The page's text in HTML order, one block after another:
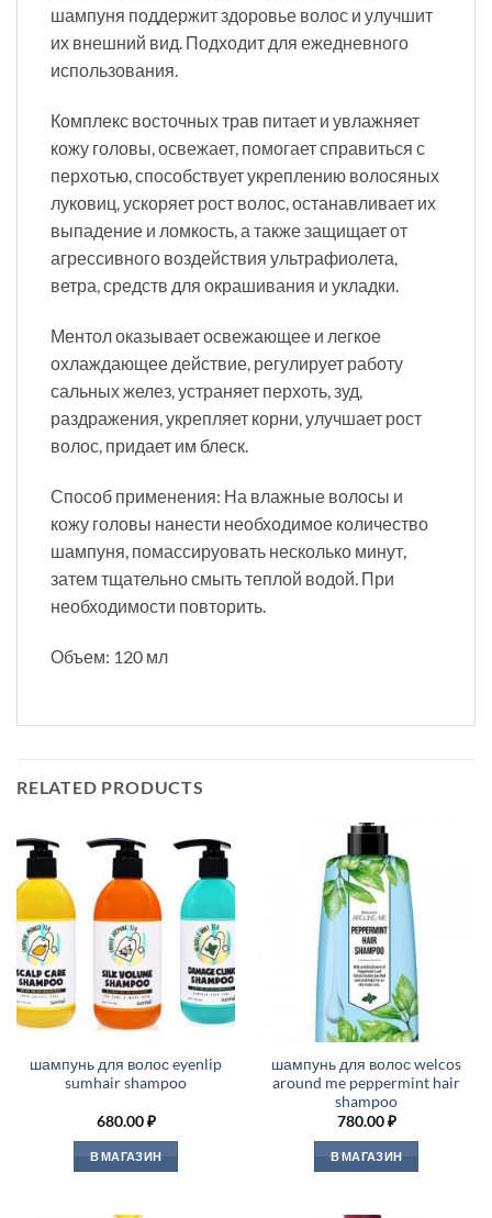
шампуня поддержит здоровье волос и улучшит
их внешний вид. Подходит для ежедневного
использования.
Комплекс восточных трав питает и увлажняет
кожу головы, освежает, помогает справиться с
перхотью, способствует укреплению волосяных
луковиц, ускоряет рост волос, останавливает их
выпадение и ломкость, а также защищает от
агрессивного воздействия ультрафиолета,
ветра, средств для окрашивания и укладки.
Ментол оказывает освежающее и легкое
охлаждающее действие, регулирует работу
сальных желез, устраняет перхоть, зуд,
раздражения, укрепляет корни, улучшает рост
волос, придает им блеск.
Способ применения: На влажные волосы и
кожу головы нанести необходимое количество
шампуня, помассируовать несколько минут,
затем тщательно смыть теплой водой. При
необходимости повторить.
Объем: 120 мл
RELATED PRODUCTS
шампунь для волос eyenlip
sumhair shampoo
680.00₽
В МАГАЗИН
шампунь для волос welcos
around me peppermint hair
shampoo
780.00₽
В МАГАЗИН